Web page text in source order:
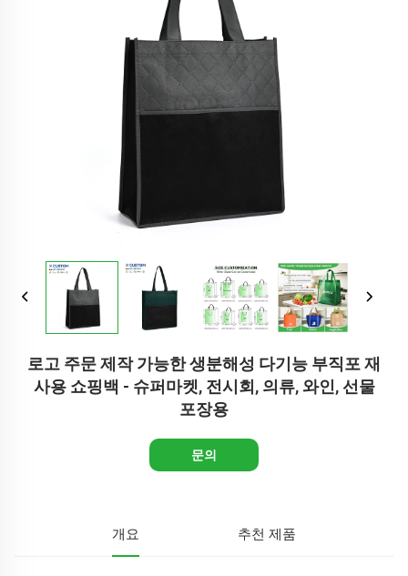
로고 주문 제작 가능한 생분해성 다기능 부직포 재
사용 쇼핑백 - 슈퍼마켓, 전시회, 의류, 와인, 선물
포장용
문의
개요 추천 제품